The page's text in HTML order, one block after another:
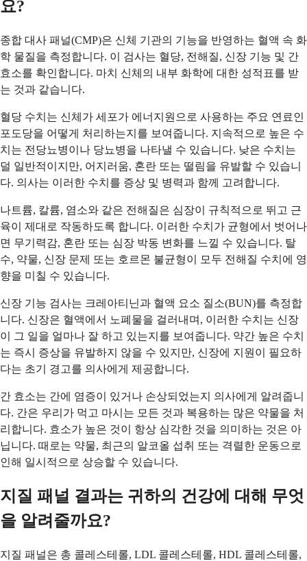
요?
종합 대사 패널(CMP)은 신체 기관의 기능을 반영하는 혈액 속 화
학 물질을 측정합니다. 이 검사는 혈당, 전해질, 신장 기능 및 간
효소를 확인합니다. 마치 신체의 내부 화학에 대한 성적표를 받
는 것과 같습니다.
혈당 수치는 신체가 세포가 에너지원으로 사용하는 주요 연료인
포도당을 어떻게 처리하는지를 보여줍니다. 지속적으로 높은 수
치는 전당뇨병이나 당뇨병을 나타낼 수 있습니다. 낮은 수치는
덜 일반적이지만, 어지러움, 혼란 또는 떨림을 유발할 수 있습니
다. 의사는 이러한 수치를 증상 및 병력과 함께 고려합니다.
나트륨, 칼륨, 염소와 같은 전해질은 심장이 규칙적으로 뛰고 근
육이 제대로 작동하도록 합니다. 이러한 수치가 균형에서 벗어나
면 무기력감, 혼란 또는 심장 박동 변화를 느낄 수 있습니다. 탈
수, 약물, 신장 문제 또는 호르몬 불균형이 모두 전해질 수치에 영
향을 미칠 수 있습니다.
신장 기능 검사는 크레아티닌과 혈액 요소 질소(BUN)를 측정합
니다. 신장은 혈액에서 노폐물을 걸러내며, 이러한 수치는 신장
이 그 일을 얼마나 잘 하고 있는지를 보여줍니다. 약간 높은 수치
는 즉시 증상을 유발하지 않을 수 있지만, 신장에 지원이 필요하
다는 초기 경고를 의사에게 제공합니다.
간 효소는 간에 염증이 있거나 손상되었는지 의사에게 알려줍니
다. 간은 우리가 먹고 마시는 모든 것과 복용하는 많은 약물을 처
리합니다. 효소가 높은 것이 항상 심각한 것을 의미하는 것은 아
닙니다. 때로는 약물, 최근의 알코올 섭취 또는 격렬한 운동으로
인해 일시적으로 상승할 수 있습니다.
지질 패널 결과는 귀하의 건강에 대해 무엇
을 알려줄까요?
지질 패널은 총 콜레스테롤, LDL 콜레스테롤, HDL 콜레스테롤,